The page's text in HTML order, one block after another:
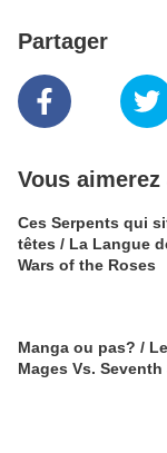
Partager
Vous aimerez
Ces Serpents qui
têtes / La Langue des vipères Vs. The
Wars of the Roses
Manga ou pas? / Les Seigneurs
Mages Vs.